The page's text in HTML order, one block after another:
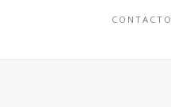
CONTACTO